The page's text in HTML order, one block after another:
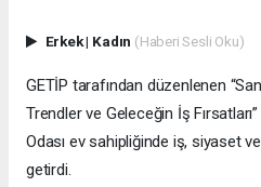
Erkek| Kadın (Haberi Sesli Oku)
GETİP tarafından düzenlenen
Trendler ve Geleceğin İş
Odası ev sahipliğinde iş, siyaset
getirdi.